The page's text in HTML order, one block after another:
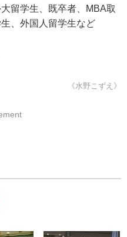
留学生、既卒者、MBA取
、外国人留学生など
《水野こずえ》